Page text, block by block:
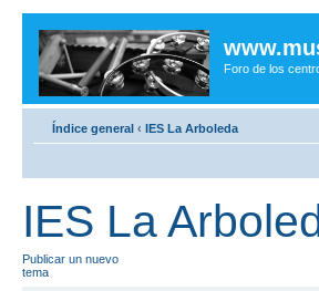
Foro de los
Índice general ‹ IES La Arboleda
IES La
Publicar un nuevo
tema